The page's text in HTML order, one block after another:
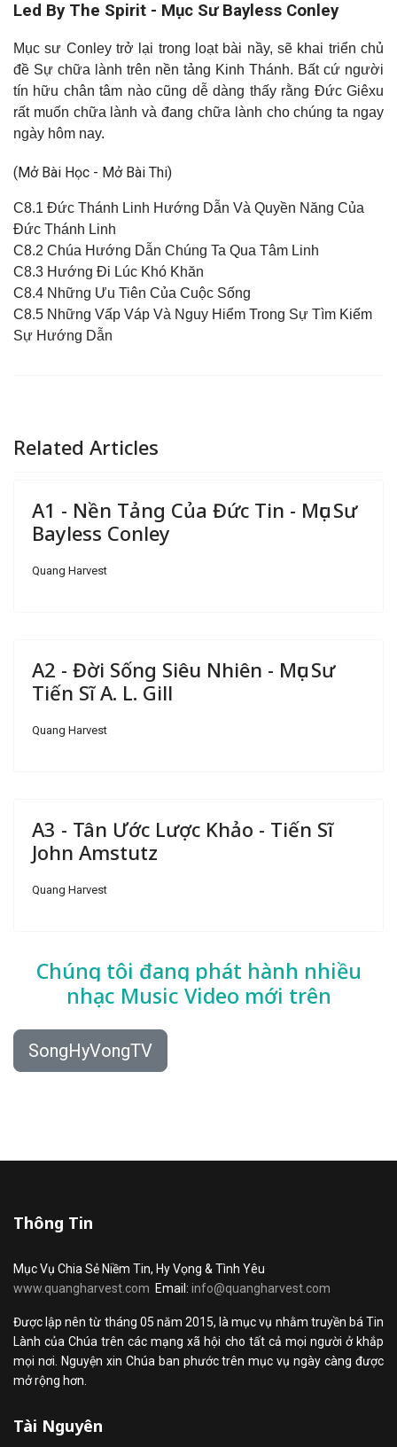
Led By The Spirit - Mục Sư Bayless Conley
Mục sư Conley trở lại trong loạt bài nầy, sẽ khai triển chủ
đề Sự chữa lành trên nền tảng Kinh Thánh. Bất cứ người
tín hữu chân tâm nào cũng dễ dàng thấy rằng Đức Giêxu
rất muốn chữa lành và đang chữa lành cho chúng ta ngay
ngày hôm nay.
(Mở Bài Học - Mở Bài Thi)
C8.1 Ðức Thánh Linh Hướng Dẫn Và Quyền Năng Của
Ðức Thánh Linh
C8.2 Chúa Hướng Dẫn Chúng Ta Qua Tâm Linh
C8.3 Hướng Ði Lúc Khó Khăn
C8.4 Những Ưu Tiên Của Cuộc Sống
C8.5 Những Vấp Váp Và Nguy Hiểm Trong Sự Tìm Kiếm
Sự Hướng Dẫn
Related Articles
A1 - Nền Tảng Của Đức Tin - Mục Sư
Bayless Conley
Quang Harvest
A2 - Đời Sống Siêu Nhiên - Mục Sư
Tiến Sĩ A. L. Gill
Quang Harvest
A3 - Tân Ước Lược Khảo - Tiến Sĩ
John Amstutz
Quang Harvest
Chúng tôi đang phát hành nhiều
nhạc Music Video mới trên
SongHyVongTV
Thông Tin
Mục Vụ Chia Sẻ Niềm Tin, Hy Vọng & Tình Yêu
www.quangharvest.com Email: info@quangharvest.com
Được lập nên từ tháng 05 năm 2015, là mục vụ nhằm truyền bá Tin
Lành của Chúa trên các mạng xã hội cho tất cả mọi người ở khắp
mọi nơi. Nguyện xin Chúa ban phước trên mục vụ ngày càng được
mở rộng hơn.
Tài Nguyên